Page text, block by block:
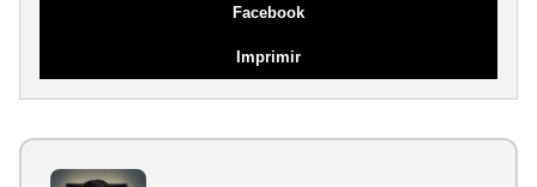
Facebook
Imprimir